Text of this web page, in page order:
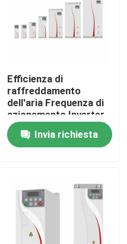
del vfd
Efficienza di
raffreddamento
dell'aria Frequenza di
azionamento Inverter
Armadio Con Modbus
RTU Protocollo di
comunicazione
Invia richiesta